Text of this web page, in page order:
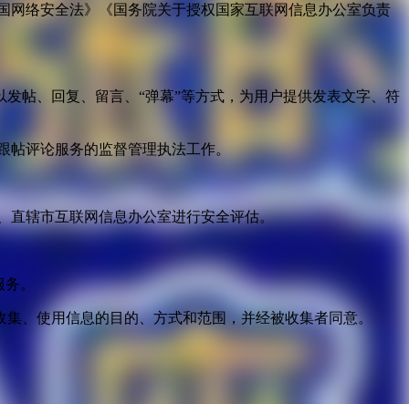
络安全法》《国务院关于授权国家互联网信息办公室负责
帖、回复、留言、“弹幕”等方式，为用户提供发表文字、符
帖评论服务的监督管理执法工作。
直辖市互联网信息办公室进行安全评估。
。
、使用信息的目的、方式和范围，并经被收集者同意。